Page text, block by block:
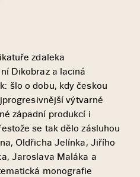
zdaleka
Dikobraz a laciná
šlo o dobu, kdy českou
výtvarné
západní produkcí i
se tak dělo zásluhou
Oldřicha Jelínka, Jiřího
Jaroslava Maláka a
monografie